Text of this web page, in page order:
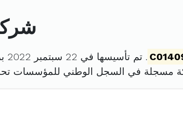
. تم تأسيسها في 22 سبتمبر 2022 برأس مال قدره
مسجلة في السجل الوطني للمؤسسات